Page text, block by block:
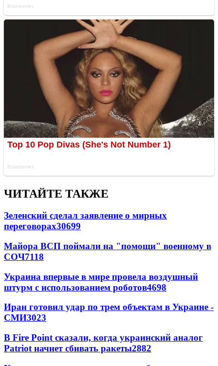
ЧИТАЙТЕ ТАКЖЕ
Зеленский сделал заявление о мирных
переговорах30699
Майора ВСП поймали на "помощи" военному в
СОЧ7118
Украина впервые в мире провела воздушный
штурм с использованием роботов4698
Иран готовил удар по трем объектам в Украине -
СМИ3023
В Fire Point сказали, когда украинский аналог
Patriot начнет сбивать ракеты2882